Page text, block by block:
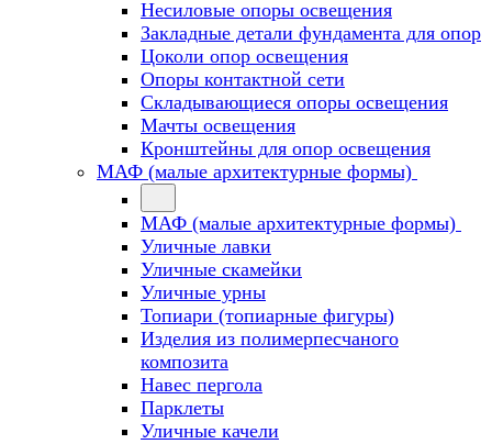
Несиловые опоры освещения
Закладные детали фундамента для опор
Цоколи опор освещения
Опоры контактной сети
Cкладывающиеся опоры освещения
Мачты освещения
Кронштейны для опор освещения
МАФ (малые архитектурные формы)
МАФ (малые архитектурные формы)
Уличные лавки
Уличные скамейки
Уличные урны
Топиари (топиарные фигуры)
Изделия из полимерпесчаного
композита
Навес пергола
Парклеты
Уличные качели